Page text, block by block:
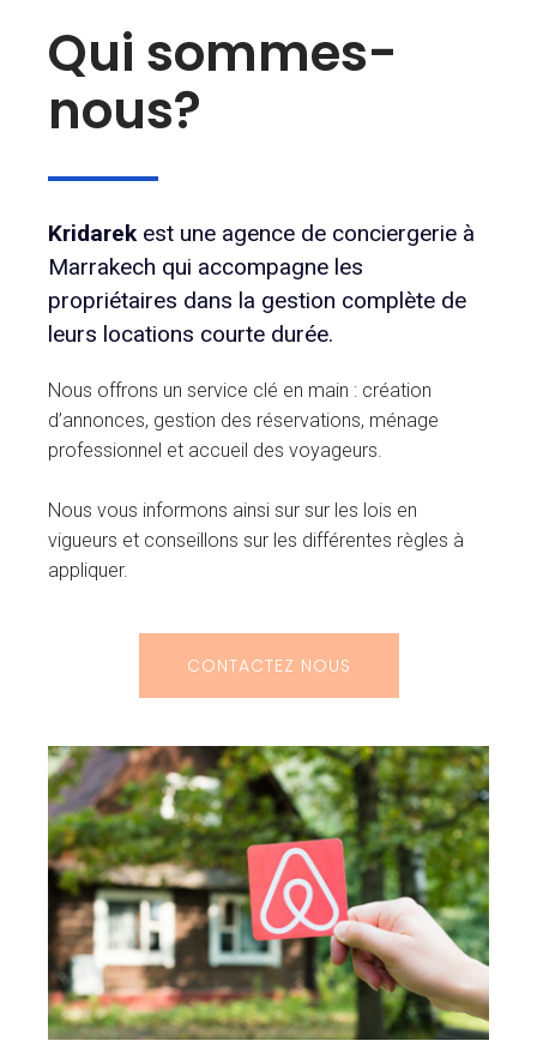
Qui sommes-
nous?
Kridarek est une agence de conciergerie à
Marrakech qui accompagne les
propriétaires dans la gestion complète de
leurs locations courte durée.
Nous offrons un service clé en main : création
d’annonces, gestion des réservations, ménage
professionnel et accueil des voyageurs.
Nous vous informons ainsi sur sur les lois en
vigueurs et conseillons sur les différentes règles à
appliquer.
CONTACTEZ NOUS